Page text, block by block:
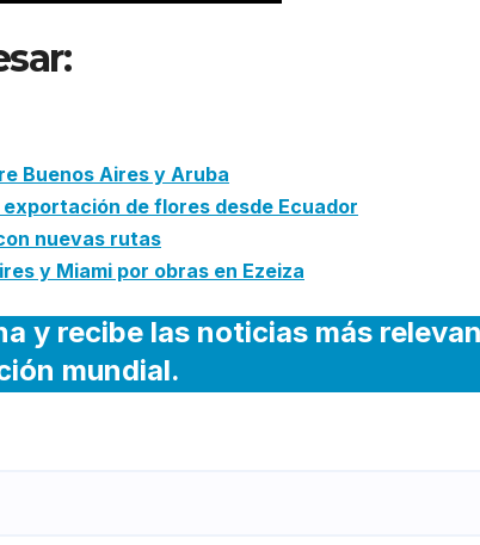
Buenos Aires y Aruba
de flores desde Ecuador
nuevas rutas
y Miami por obras en Ezeiza
y recibe las noticias más
mundial.